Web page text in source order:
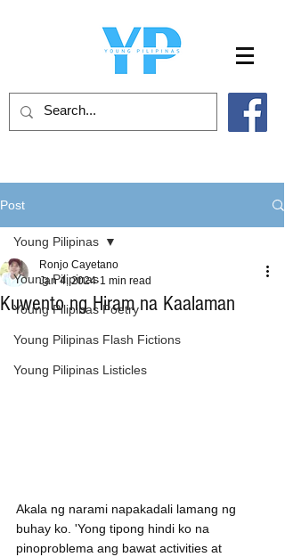
Post
Young Pilipinas
Young Pilipinas Poetry
Young Pilipinas Flash Fictions
Young Pilipinas Listicles
Young Pilipinas
Kuwento ng Hiram na Kaalaman
Ronjo Cayetano
Jan 4, 2024 1 min read
Akala ng narami napakadali lamang ng
buhay ko. 'Yong tipong hindi ko na
pinoproblema ang bawat activities at